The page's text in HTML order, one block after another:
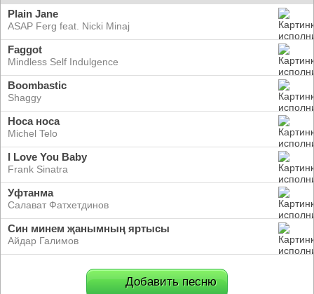
Plain Jane
ASAP Ferg feat. Nicki Minaj
Faggot
Mindless Self Indulgence
Boombastic
Shaggy
Носа носа
Michel Telo
I Love You Baby
Frank Sinatra
Уфтанма
Салават Фатхетдинов
Син минем җанымның яртысы
Айдар Галимов
Добавить песню